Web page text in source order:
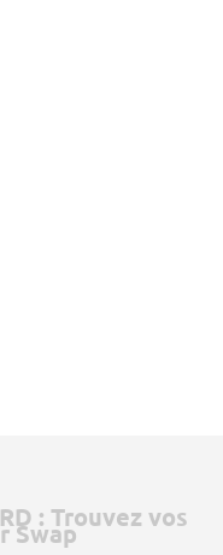
: Trouvez vos
Swap